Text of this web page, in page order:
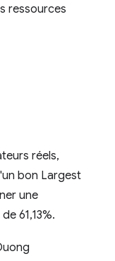
ressources
réels,
bon Largest
une
61,13%.